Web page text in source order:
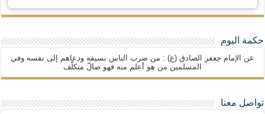
حكمة اليوم
عن الإمام جعفر الصادق (ع) : من ضرب الناس بسيفه ودعاهم إلى نفسه وفي
المسلمين من هو أعلم منه فهو ضالّ متكلّف
تواصل معنا